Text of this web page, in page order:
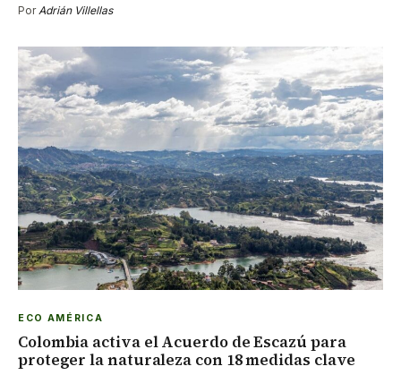
PorAdrián Villellas
ECO AMÉRICA
Colombia activa el Acuerdo de Escazú para
proteger la naturaleza con 18 medidas clave